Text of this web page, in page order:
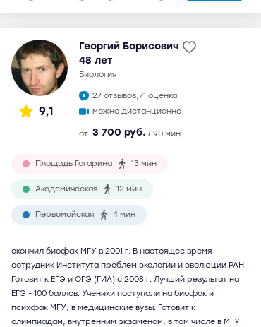
9,1
Георгий Борисович
48 лет
биология
27 отзывов,71 оценка
можно дистанционно
от 3 700 руб. / 90 мин.
Площадь Гагарина 13 мин
Академическая 12 мин
Первомайская 4 мин
окончил биофак МГУ в 2001 г. В настоящее время -
сотрудник Института проблем экологии и эволюции РАН.
Готовит к ЕГЭ и ОГЭ (ГИА) с 2008 г. Лучший результат на
ЕГЭ - 100 баллов. Ученики поступали на биофак и
психфак МГУ, в медицинские вузы. Готовит к
олимпиадам, внутренним экзаменам, в том числе в МГУ.